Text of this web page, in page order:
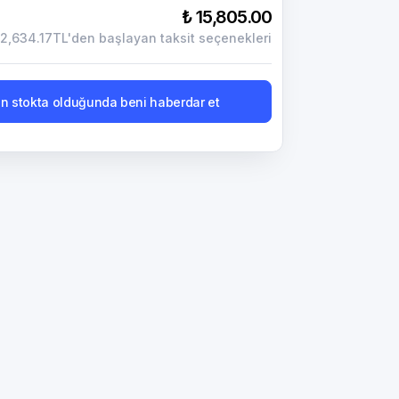
₺ 15,805.00
2,634.17TL'den başlayan taksit seçenekleri
stokta olduğunda beni haberdar et